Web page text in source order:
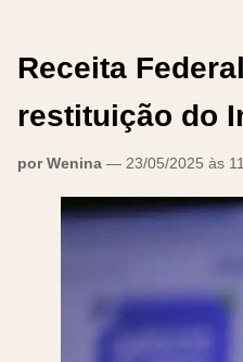
Receita
restituição do
por Wenina — 23/05/2025 às